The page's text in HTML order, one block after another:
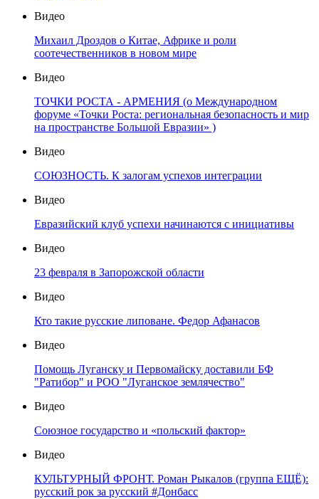
Видео
Михаил Дроздов о Китае, Африке и роли
соотечественников в новом мире
Видео
ТОЧКИ РОСТА - АРМЕНИЯ (о Международном
форуме «Точки Роста: региональная безопасность и мир
на пространстве Большой Евразии» )
Видео
СОЮЗНОСТЬ. К залогам успехов интеграции
Видео
Евразийский клуб успехи начинаются с инициативы
Видео
23 февраля в Запорожской области
Видео
Кто такие русские липоване. Федор Афанасов
Видео
Помощь Луганску и Первомайску доставили БФ
"Ратибор" и РОО "Луганское землячество"
Видео
Союзное государство и «польский фактор»
Видео
КУЛЬТУРНЫЙ ФРОНТ. Роман Рыкалов (группа ЕЩЁ):
русский рок за русский #Донбасс